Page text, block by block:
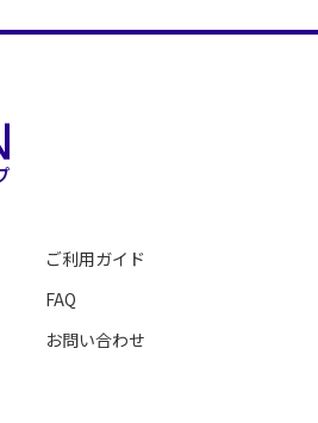
ご利用ガイド
FAQ
お問い合わせ